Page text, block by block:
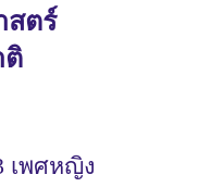
สตร์
ติ
เพศหญิง